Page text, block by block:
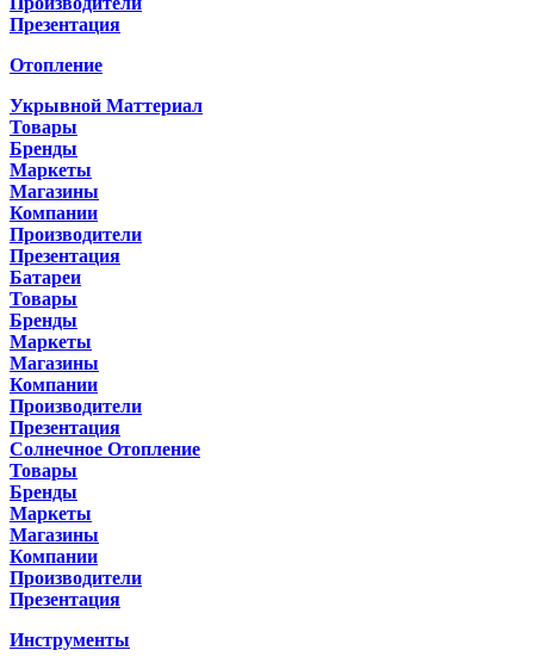
Презентация
Отопление
Укрывной Маттериал
Товары
Бренды
Маркеты
Магазины
Компании
Производители
Презентация
Батареи
Товары
Бренды
Маркеты
Магазины
Компании
Производители
Презентация
Солнечное Отопление
Товары
Бренды
Маркеты
Магазины
Компании
Производители
Презентация
Инструменты